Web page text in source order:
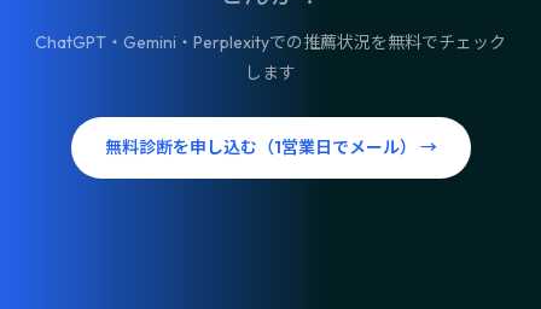
ChatGPT・Gemini・Perplexityでの推薦状況を無料でチェック
します
無料診断を申し込む（1営業日でメール） →